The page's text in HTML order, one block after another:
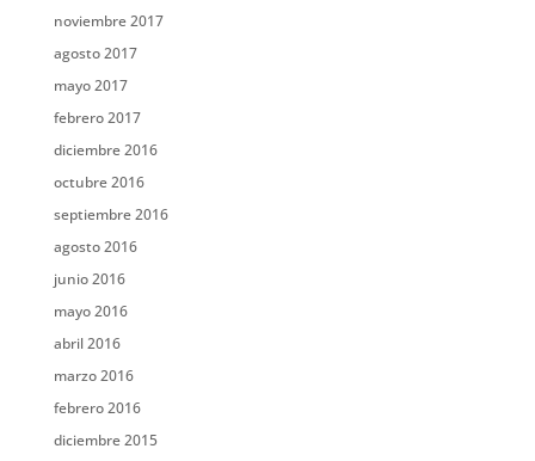
noviembre 2017
agosto 2017
mayo 2017
febrero 2017
diciembre 2016
octubre 2016
septiembre 2016
agosto 2016
junio 2016
mayo 2016
abril 2016
marzo 2016
febrero 2016
diciembre 2015